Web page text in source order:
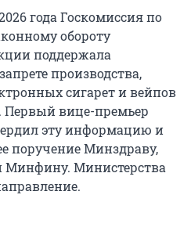
года Госкомиссия по
обороту
поддержала
производства,
сигарет и вейпов
Первый вице-премьер
эту информацию и
поручение Минздраву,
Министерства